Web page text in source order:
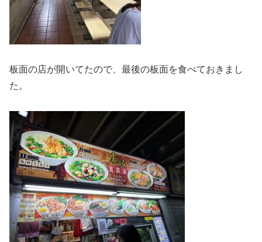
板面の店が開いてたので、最後の板面を食べておきまし
た。